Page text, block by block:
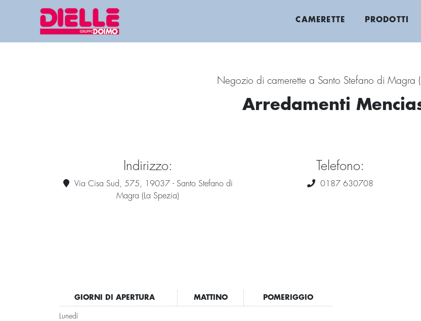
CAMERETTE PRODOTTI
Negozio di camerette a Santo Stefano di Magra
Arredamenti
Indirizzo:
Via Cisa Sud, 575, 19037 - Santo Stefano di
Magra (La Spezia)
Telefono:
0187 630708
GIORNI DI APERTURA MATTINO POMERIGGIO
Lunedì